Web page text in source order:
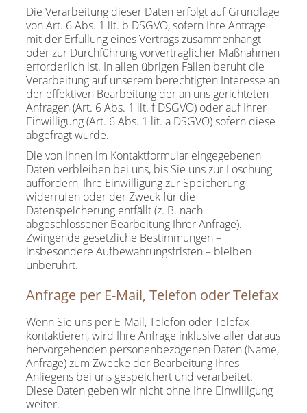
Die Verarbeitung dieser Daten erfolgt auf Grundlage
von Art. 6 Abs. 1 lit. b DSGVO, sofern Ihre Anfrage
mit der Erfüllung eines Vertrags zusammenhängt
oder zur Durchführung vorvertraglicher Maßnahmen
erforderlich ist. In allen übrigen Fällen beruht die
Verarbeitung auf unserem berechtigten Interesse an
der effektiven Bearbeitung der an uns gerichteten
Anfragen (Art. 6 Abs. 1 lit. f DSGVO) oder auf Ihrer
Einwilligung (Art. 6 Abs. 1 lit. a DSGVO) sofern diese
abgefragt wurde.
Die von Ihnen im Kontaktformular eingegebenen
Daten verbleiben bei uns, bis Sie uns zur Löschung
auffordern, Ihre Einwilligung zur Speicherung
widerrufen oder der Zweck für die
Datenspeicherung entfällt (z. B. nach
abgeschlossener Bearbeitung Ihrer Anfrage).
Zwingende gesetzliche Bestimmungen –
insbesondere Aufbewahrungsfristen – bleiben
unberührt.
Anfrage per E-Mail, Telefon oder Telefax
Wenn Sie uns per E-Mail, Telefon oder Telefax
kontaktieren, wird Ihre Anfrage inklusive aller daraus
hervorgehenden personenbezogenen Daten (Name,
Anfrage) zum Zwecke der Bearbeitung Ihres
Anliegens bei uns gespeichert und verarbeitet.
Diese Daten geben wir nicht ohne Ihre Einwilligung
weiter.